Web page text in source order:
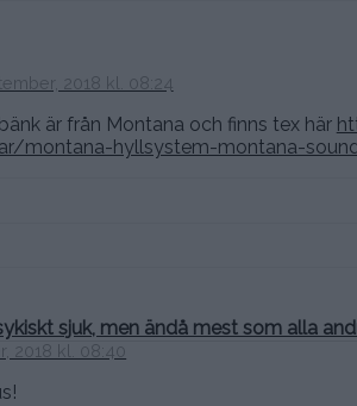
2018 kl. 08:24
är från Montana och finns tex här
montana-hyllsystem-montana-
sjuk, men ändå mest som alla
2018 kl. 08:40